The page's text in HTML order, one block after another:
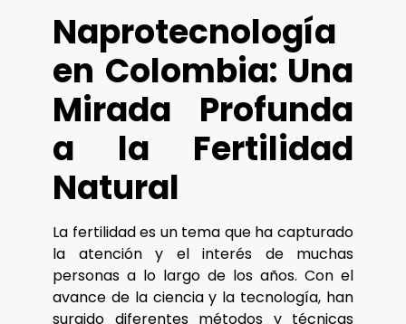
Naprotecnología
en Colombia: Una
Mirada Profunda
a la Fertilidad
Natural
La fertilidad es un tema que ha capturado
la atención y el interés de muchas
personas a lo largo de los años. Con el
avance de la ciencia y la tecnología, han
surgido diferentes métodos y técnicas